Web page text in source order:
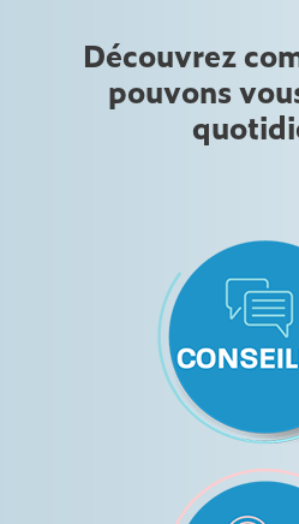
Découvrez
pouvons